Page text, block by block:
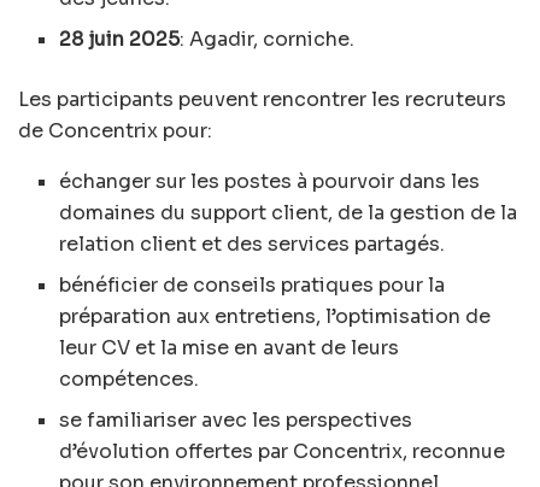
28 juin 2025: Agadir, corniche.
Les participants peuvent rencontrer les recruteurs
de Concentrix pour:
échanger sur les postes à pourvoir dans les
domaines du support client, de la gestion de la
relation client et des services partagés.
bénéficier de conseils pratiques pour la
préparation aux entretiens, l’optimisation de
leur CV et la mise en avant de leurs
compétences.
se familiariser avec les perspectives
d’évolution offertes par Concentrix, reconnue